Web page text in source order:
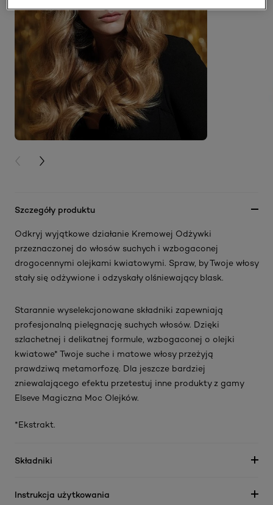
PREVIOUS CARD
NEXT CARD
Szczegóły produktu
Odkryj wyjątkowe działanie Kremowej Odżywki
przeznaczonej do włosów suchych i wzbogaconej
drogocennymi olejkami kwiatowymi. Spraw, by Twoje włosy
stały się odżywione i odzyskały olśniewający blask.
Starannie wyselekcjonowane składniki zapewniają
profesjonalną pielęgnację suchych włosów. Dzięki
szlachetnej i delikatnej formule, wzbogaconej o olejki
kwiatowe* Twoje suche i matowe włosy przeżyją
prawdziwą metamorfozę. Dla jeszcze bardziej
zniewalającego efektu przetestuj inne produkty z gamy
Elseve Magiczna Moc Olejków.
*Ekstrakt.
Składniki
Instrukcja użytkowania